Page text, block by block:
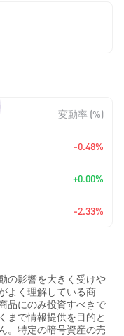
変動率 (%)
-0.48%
+0.00%
-2.33%
の影響を大きく受けや
よく理解している商
品にのみ投資すべきで
まで情報提供を目的と
。特定の暗号資産の売